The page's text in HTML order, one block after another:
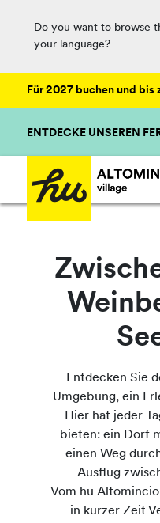
Do you want to browse
your language?
Für 2027 buchen und bis
ENTDECKE UNSEREN
Entdecken Sie
Umgebung, ein
Hier hat jeder
bieten: ein Dorf
einen Weg
Ausflug
Vom hu
in kurzer Zeit